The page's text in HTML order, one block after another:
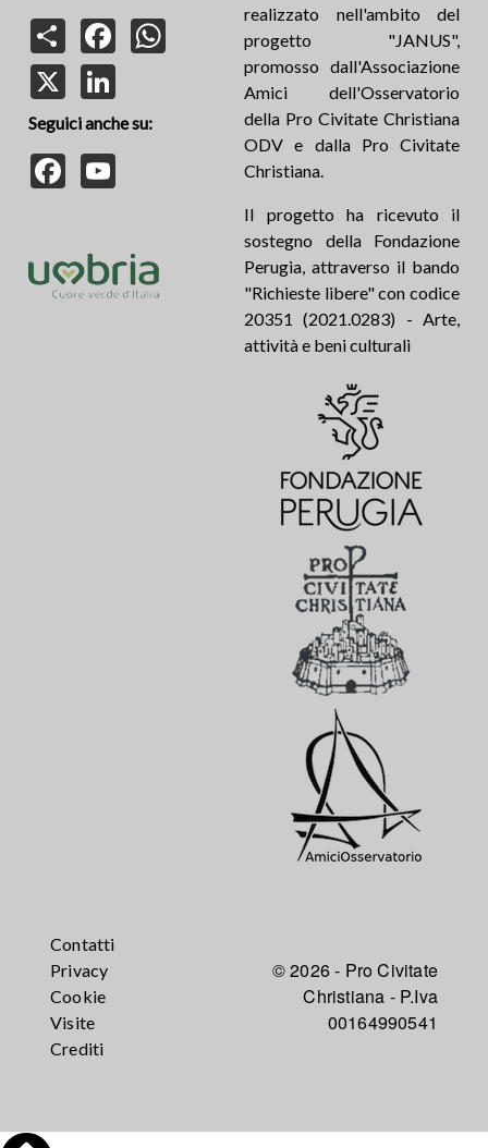
Share
FacebookWhatsApp
Seguici anche su:
Facebook
realizzato nell'ambito del
progetto "JANUS",
promosso dall'Associazione
Amici dell'Osservatorio
della Pro Civitate Christiana
ODV e dalla Pro Civitate
Christiana.
Il progetto ha ricevuto il
sostegno della Fondazione
Perugia, attraverso il bando
"Richieste libere" con codice
20351 (2021.0283) - Arte,
attività e beni culturali
Contatti
Privacy
Cookie
Visite
Crediti
© 2026 - Pro Civitate
Christiana - P.Iva
00164990541